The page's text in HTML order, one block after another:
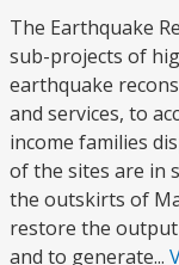
The Earthquake
sub-projects of
earthquake
and services, to
income families
of the sites are in
the outskirts of
restore the
and to generate...